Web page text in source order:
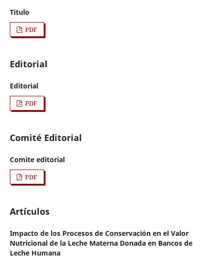
Titulo
PDF
Editorial
Editorial
PDF
Comité Editorial
Comite editorial
PDF
Artículos
Impacto de los Procesos de Conservación en el Valor
Nutricional de la Leche Materna Donada en Bancos de
Leche Humana